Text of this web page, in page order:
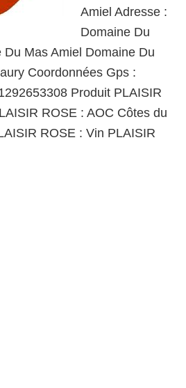
Amiel Adresse :
Domaine Du
Du Mas Amiel Domaine Du
Coordonnées Gps :
Produit PLAISIR
ROSE : AOC Côtes du
ROSE : Vin PLAISIR